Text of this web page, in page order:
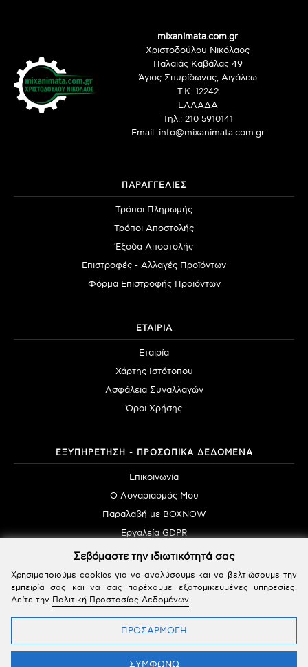
mixanimata.com.gr
Χριστοδούλου Νικόλαος
Παλαιάς Καβάλας 49
Άγιος Σπυρίδωνας, Αιγάλεω
Τ.Κ. 12242
ΕΛΛΑΔΑ
Τηλ.: 210 5910141
Email: info@mixanimata.com.gr
ΠΑΡΑΓΓΕΛΙΕΣ
Τρόποι Πληρωμής
Τρόποι Αποστολής
Έξοδα Αποστολής
Επιστροφές - Αλλαγές Προϊόντων
Φόρμα Επιστροφής Προϊόντων
ΕΤΑΙΡΙΑ
Εταιρία
Χάρτης Ιστότοπου
Ασφάλεια Συναλλαγών
Όροι Χρήσης
ΕΞΥΠΗΡΕΤΗΣΗ - ΠΡΟΣΩΠΙΚΑ ΔΕΔΟΜΕΝΑ
Επικοινωνία
Ο Λογαριασμός Μου
Παραλαβή με BOXNOW
Εργαλεία GDPR
Powered by SBZ Systems & EMDI Business Management © 2026 | All Rights Reserved
Σεβόμαστε την ιδιωτικότητά σας
Χρησιμοποιούμε cookies για να αναλύσουμε και να βελτιώσουμε την
εμπειρία σας και να σας παρέχουμε εξατομικευμένες υπηρεσίες.
Δείτε την Πολιτική Προστασίας Δεδομένων.
ΠΡΟΣΑΡΜΟΓΗ
ΣΥΜΦΩΝΩ